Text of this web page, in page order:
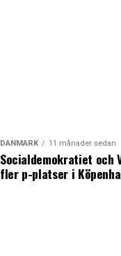
DANMARK 11 månader sedan
Socialdemokratiet och
fler p-platser i